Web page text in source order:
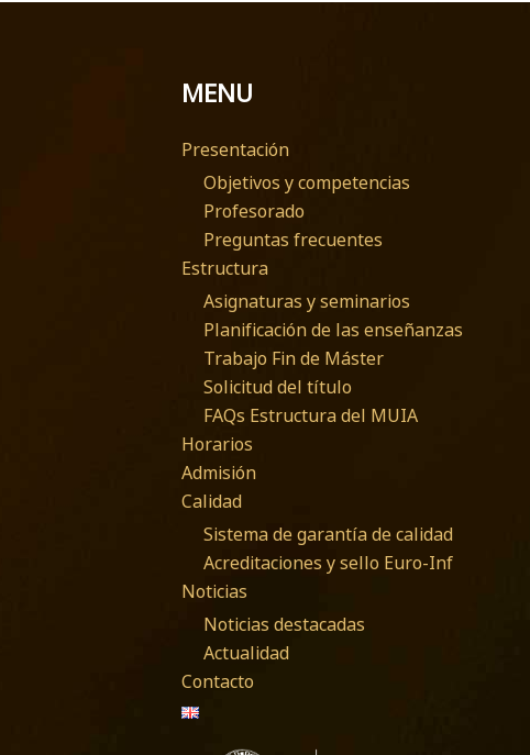
MENU
Presentación
Objetivos y competencias
Profesorado
Preguntas frecuentes
Estructura
Asignaturas y seminarios
Planificación de las enseñanzas
Trabajo Fin de Máster
Solicitud del título
FAQs Estructura del MUIA
Horarios
Admisión
Calidad
Sistema de garantía de calidad
Acreditaciones y sello Euro-Inf
Noticias
Noticias destacadas
Actualidad
Contacto